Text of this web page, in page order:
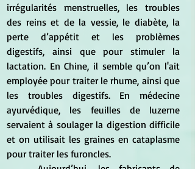
irrégularités menstruelles, les troubles
des reins et de la vessie, le diabète, la
perte d’appétit et les problèmes
digestifs, ainsi que pour stimuler la
lactation. En Chine, il semble qu’on l'ait
employée pour traiter le rhume, ainsi que
les troubles digestifs. En médecine
ayurvédique, les feuilles de luzerne
servaient à soulager la digestion difficile
et on utilisait les graines en cataplasme
pour traiter les furoncles.